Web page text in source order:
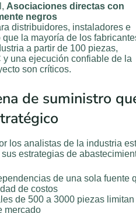
Asociaciones directas con
negros
distribuidores, instaladores e
la mayoría de los
a partir de 100 piezas,
una ejecución confiable de la
son críticos.
de suministro
los analistas de la industria
estrategias de
de una sola fuente
de costos
de 500 a 3000 piezas limitan
mercado